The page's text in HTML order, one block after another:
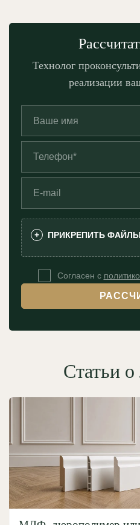
Технолог
реализации
+ ПРИКРЕПИТЬ ФАЙЛЫ
Согласен с
Статьи